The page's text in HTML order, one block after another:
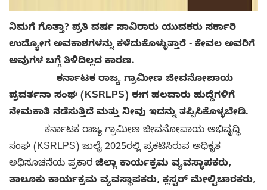
ನಿಮಗೆ ಗೊತ್ತಾ? ಪ್ರತಿ ವರ್ಷ ಸಾವಿರಾರು ಯುವಕರು ಸರ್ಕಾರಿ
ಉದ್ಯೋಗ ಅವಕಾಶಗಳನ್ನು ಕಳೆದುಕೊಳ್ಳುತ್ತಾರೆ - ಕೇವಲ ಅವರಿಗೆ
ಅವುಗಳ ಬಗ್ಗೆ ತಿಳಿದಿಲ್ಲದ ಕಾರಣ.
ಕರ್ನಾಟಕ ರಾಜ್ಯ ಗ್ರಾಮೀಣ ಜೀವನೋಪಾಯ
ಪ್ರವರ್ತನಾ ಸಂಘ (KSRLPS) ಈಗ ಹಲವಾರು ಹುದ್ದೆಗಳಿಗೆ
ನೇಮಕಾತಿ ನಡೆಸುತ್ತಿದೆ ಮತ್ತು ನೀವು ಇದನ್ನು ತಪ್ಪಿಸಿಕೊಳ್ಳಬೇಡಿ.
ಕರ್ನಾಟಕ ರಾಜ್ಯ ಗ್ರಾಮೀಣ ಜೀವನೋಪಾಯ ಅಭಿವೃದ್ಧಿ
ಸಂಘ (KSRLPS) ಜುಲೈ 2025ರಲ್ಲಿ ಪ್ರಕಟಿಸಿರುವ ಅಧಿಕೃತ
ಅಧಿಸೂಚನೆಯ ಪ್ರಕಾರ ಜಿಲ್ಲಾ ಕಾರ್ಯಕ್ರಮ ವ್ಯವಸ್ಥಾಪಕರು,
ತಾಲೂಕು ಕಾರ್ಯಕ್ರಮ ವ್ಯವಸ್ಥಾಪಕರು, ಕ್ಲಸ್ಟರ್ ಮೇಲ್ವಿಚಾರಕರು,